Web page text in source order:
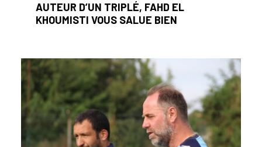
AUTEUR D’UN TRIPLÉ, FAHD EL
KHOUMISTI VOUS SALUE BIEN